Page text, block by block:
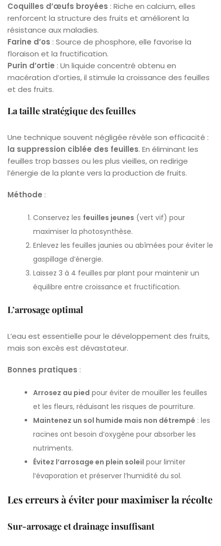
Coquilles d’œufs broyées : Riche en calcium, elles
renforcent la structure des fruits et améliorent la
résistance aux maladies.
Farine d’os : Source de phosphore, elle favorise la
floraison et la fructification.
Purin d’ortie : Un liquide concentré obtenu en
macération d’orties, il stimule la croissance des feuilles
et des fruits.
La taille stratégique des feuilles
Une technique souvent négligée révèle son efficacité :
la suppression ciblée des feuilles. En éliminant les
feuilles trop basses ou les plus vieilles, on redirige
l’énergie de la plante vers la production de fruits.
Méthode :
Conservez les feuilles jeunes (vert vif) pour
maximiser la photosynthèse.
Enlevez les feuilles jaunies ou abîmées pour éviter le
gaspillage d’énergie.
Laissez 3 à 4 feuilles par plant pour maintenir un
équilibre entre croissance et fructification.
L’arrosage optimal
L’eau est essentielle pour le développement des fruits,
mais son excès est dévastateur.
Bonnes pratiques :
Arrosez au pied pour éviter de mouiller les feuilles
et les fleurs, réduisant les risques de pourriture.
Maintenez un sol humide mais non détrempé : les
racines ont besoin d’oxygène pour absorber les
nutriments.
Évitez l’arrosage en plein soleil pour limiter
l’évaporation et préserver l’humidité du sol.
Les erreurs à éviter pour maximiser la récolte
Sur-arrosage et drainage insuffisant